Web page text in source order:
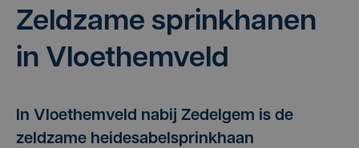
Zeld­za­me sprink­ha­nen
in Vloethemveld
In Vloethemveld nabij Zedelgem is de
zeldzame heidesabelsprinkhaan